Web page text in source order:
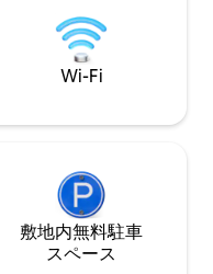
意図的に保存され
Wi-Fi
敷地内無料駐⁠車
ス⁠ペ⁠ー⁠ス